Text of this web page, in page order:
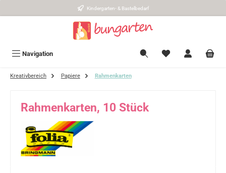
Kindergarten- & Bastelbedarf
Navigation
Kreativbereich Papiere Rahmenkarten
Rahmenkarten, 10 Stück